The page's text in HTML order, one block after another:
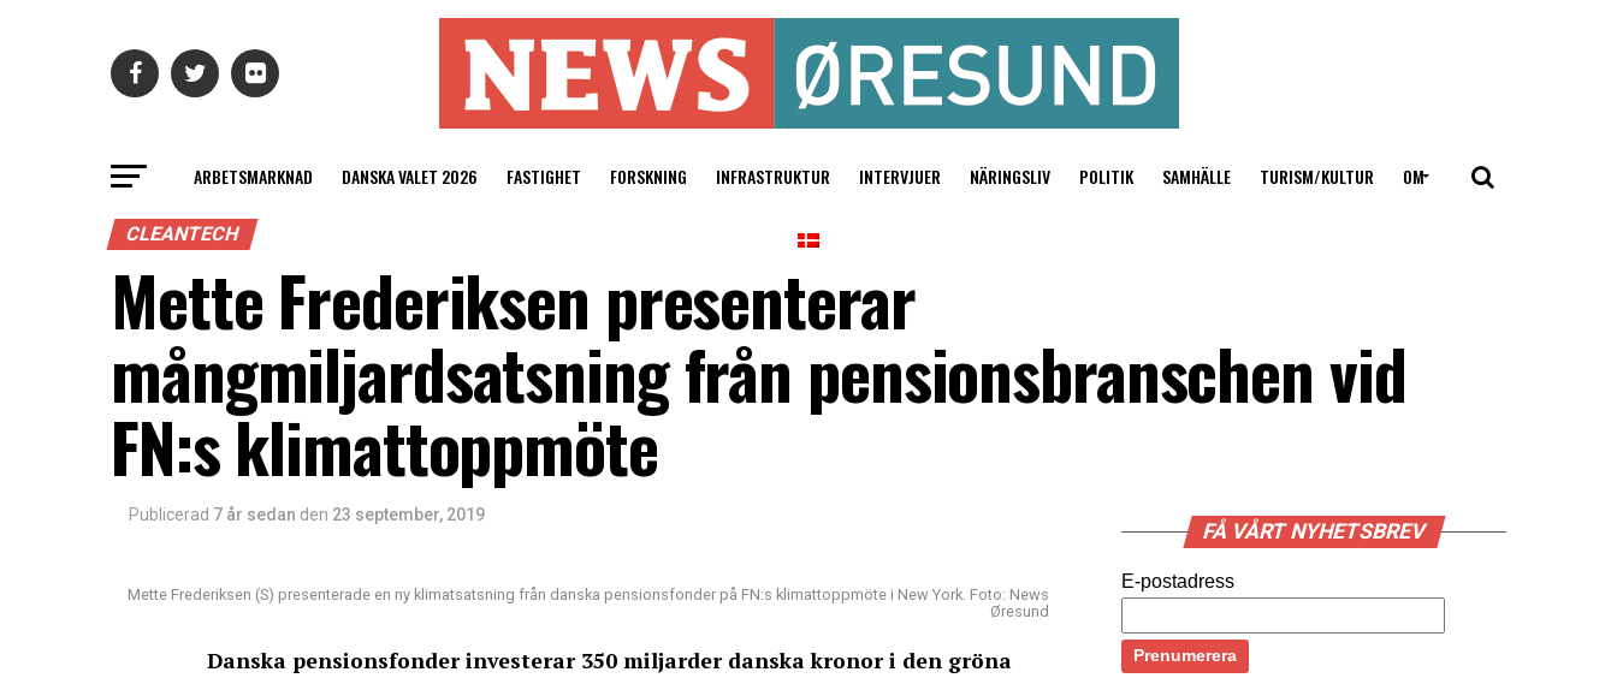
ARBETSMARKNAD DANSKA VALET 2026 FASTIGHET FORSKNING INFRASTRUKTUR INTERVJUER NÄRINGSLIV POLITIK SAMHÄLLE TURISM/KULTUR OM
CLEANTECH
Mette Frederiksen presenterar
mångmiljardsatsning från pensionsbranschen vid
FN:s klimattoppmöte
Publicerad 7 år sedan den 23 september, 2019
Mette Frederiksen (S) presenterade en ny klimatsatsning från danska pensionsfonder på FN:s klimattoppmöte i New York. Foto: News
Øresund
Danska pensionsfonder investerar 350 miljarder danska kronor i den gröna
FÅ VÅRT NYHETSBREV
E-postadress